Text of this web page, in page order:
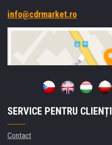
info@cdrmarket.ro
SERVICE PENTRU CLIENȚI
Contact